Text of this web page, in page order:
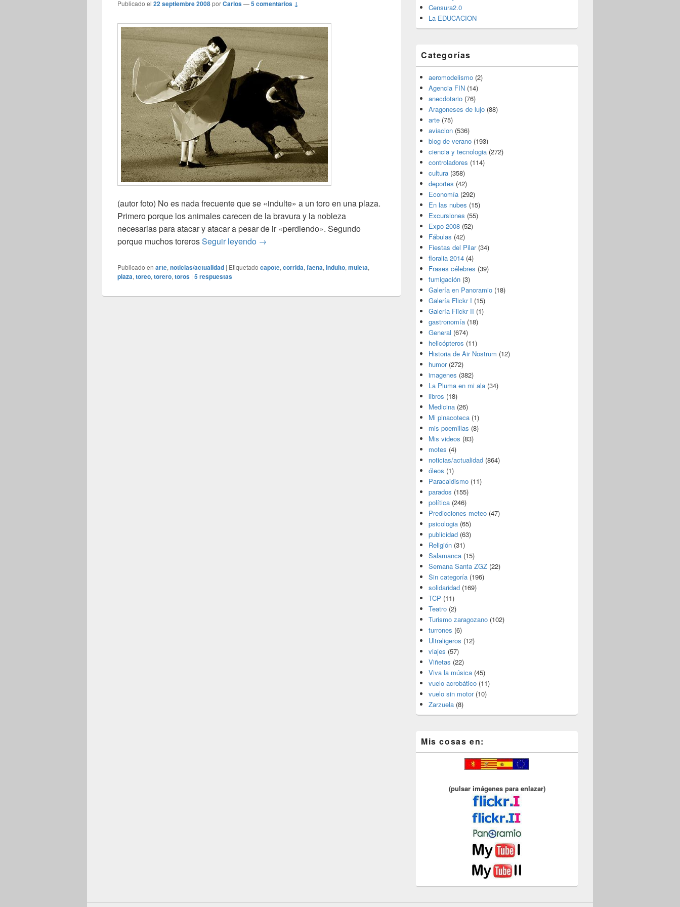
Publicado el 22 septiembre 2008porCarlos—5 comentarios ↓
(autor foto) No es nada frecuente que se «indulte» a un toro en una plaza.
Primero porque los animales carecen de la bravura y la nobleza
necesarias para atacar y atacar a pesar de ir «perdiendo». Segundo
porque muchos torerosSeguir leyendo Toro indultado
→
Publicado en arte, noticias/actualidad | Etiquetado capote, corrida, faena, indulto, muleta,
plaza, toreo, torero, toros | 5respuestas
Censura2.0
La EDUCACION
Categorías
aeromodelismo (2)
Agencia FIN (14)
anecdotario (76)
Aragoneses de lujo (88)
arte (75)
aviacion (536)
blog de verano (193)
ciencia y tecnologia (272)
controladores (114)
cultura (358)
deportes (42)
Economía (292)
En las nubes (15)
Excursiones (55)
Expo 2008 (52)
Fábulas (42)
Fiestas del Pilar(34)
floralia 2014 (4)
Frases célebres (39)
fumigación (3)
Galería en Panoramio (18)
Galería Flickr I (15)
Galería Flickr II (1)
gastronomía (18)
General (674)
helicópteros (11)
Historia de Air Nostrum (12)
humor(272)
imagenes (382)
La Pluma en mi ala (34)
libros (18)
Medicina (26)
Mi pinacoteca (1)
mis poemillas (8)
Mis videos (83)
motes (4)
noticias/actualidad (864)
óleos (1)
Paracaidismo (11)
parados (155)
política (246)
Predicciones meteo (47)
psicologia (65)
publicidad (63)
Religión (31)
Salamanca (15)
Semana Santa ZGZ (22)
Sin categoría (196)
solidaridad (169)
TCP (11)
Teatro (2)
Turismo zaragozano (102)
turrones (6)
Ultraligeros (12)
viajes (57)
Viñetas (22)
Viva la música (45)
vuelo acrobático (11)
vuelo sin motor(10)
Zarzuela (8)
Mis cosas en:
(pulsar imágenes para enlazar)